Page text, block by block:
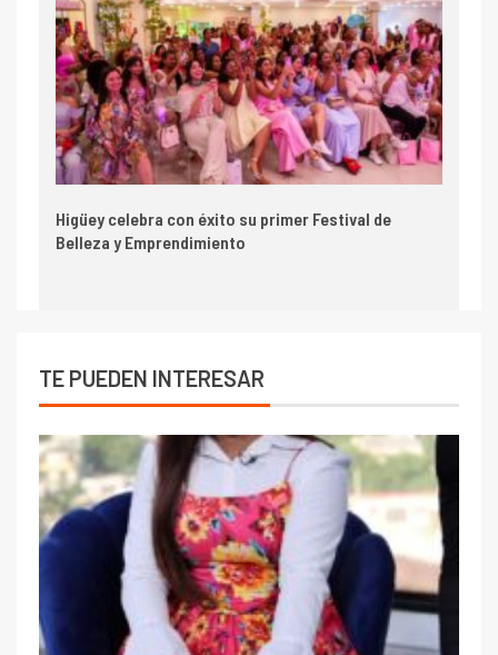
Higüey celebra con éxito su primer Festival de
Belleza y Emprendimiento
TE PUEDEN INTERESAR